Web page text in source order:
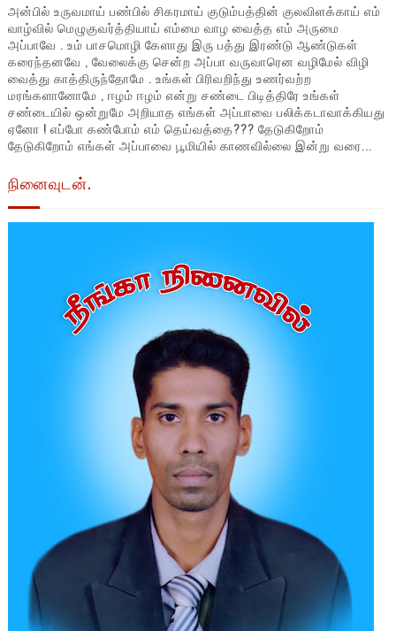
அன்பில் உருவமாய் பண்பில் சிகரமாய் குடும்பத்தின் குலவிளக்காய் எம்
வாழ்வில் மெழுகுவர்த்தியாய் எம்மை வாழ வைத்த எம் அருமை
அப்பாவே . உம் பாசமொழி கேளாது இரு பத்து இரண்டு ஆண்டுகள்
கரைந்தனவே , வேலைக்கு சென்ற அப்பா வருவாரென வழிமேல் விழி
வைத்து காத்திருந்தோமே . உங்கள் பிரிவறிந்து உணர்வற்ற
மரங்களானோமே , ஈழம் ஈழம் என்று சண்டை பிடித்திரே உங்கள்
சண்டையில் ஒன்றுமே அறியாத எங்கள் அப்பாவை பலிக்கடாவாக்கியது
ஏனோ ! எப்போ கண்போம் எம் தெய்வத்தை??? தேடுகிறோம்
தேடுகிறோம் எங்கள் அப்பாவை பூமியில் காணவில்லை இன்று வரை...
நினைவுடன்.